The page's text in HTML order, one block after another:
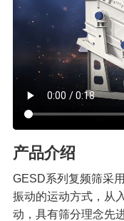
产品介绍
GESD系列复频筛采
振动的运动方式，从
动，具有筛分理念先